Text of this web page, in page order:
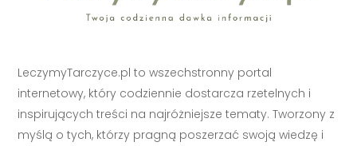
LeczymyTarczyce.pl to wszechstronny portal
internetowy, który codziennie dostarcza rzetelnych i
inspirujących treści na najróżniejsze tematy. Tworzony z
myślą o tych, którzy pragną poszerzać swoją wiedzę i